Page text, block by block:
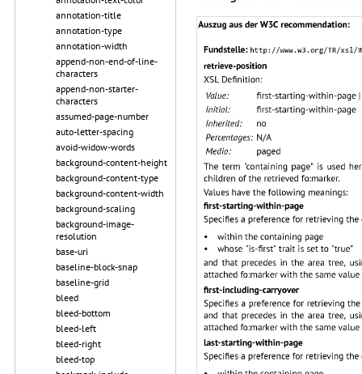
annotation-title
annotation-type
annotation-width
append-non-end-of-line-
characters
append-non-starter-
characters
assumed-page-number
auto-letter-spacing
avoid-widow-words
background-content-height
background-content-type
background-content-width
background-scaling
background-image-
resolution
base-uri
baseline-block-snap
baseline-grid
bleed
bleed-bottom
bleed-left
bleed-right
bleed-top